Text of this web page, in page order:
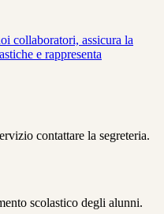
collaboratori, assicura la
e rappresenta
contattare la segreteria.
scolastico degli alunni.